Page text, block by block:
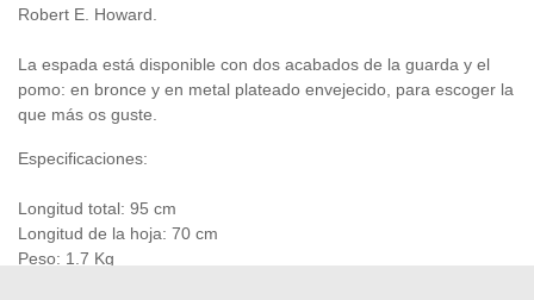
Robert E. Howard.
La espada está disponible con dos acabados de la guarda y el
pomo: en bronce y en metal plateado envejecido, para escoger la
que más os guste.
Especificaciones:
Longitud total: 95 cm
Longitud de la hoja: 70 cm
Peso: 1.7 Kg